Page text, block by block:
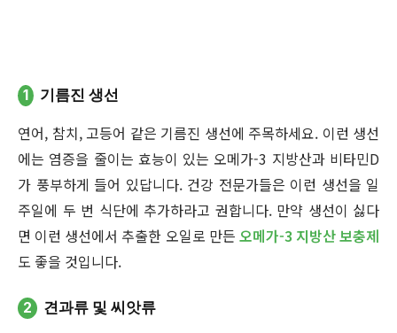
1 기름진 생선
연어, 참치, 고등어 같은 기름진 생선에 주목하세요. 이런 생선
에는 염증을 줄이는 효능이 있는 오메가-3 지방산과 비타민D
가 풍부하게 들어 있답니다. 건강 전문가들은 이런 생선을 일
주일에 두 번 식단에 추가하라고 권합니다. 만약 생선이 싫다
면 이런 생선에서 추출한 오일로 만든 오메가-3 지방산 보충제
도 좋을 것입니다.
2 견과류 및 씨앗류